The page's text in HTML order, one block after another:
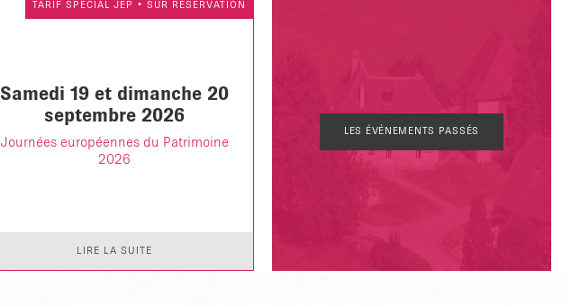
TARIF SPÉCIAL JEP • SUR RÉSERVATION
Samedi 19 et dimanche 20
septembre 2026
Journées européennes du Patrimoine
2026
LIRE LA SUITE
LES ÉVÉNEMENTS PASSÉS